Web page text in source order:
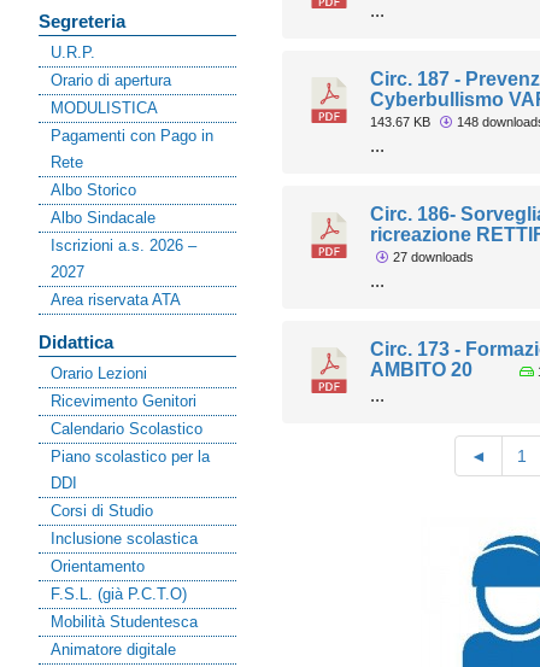
Segreteria
U.R.P.
Orario di apertura
MODULISTICA
Pagamenti con Pago in
Rete
Albo Storico
Albo Sindacale
Iscrizioni a.s. 2026 –
2027
Area riservata ATA
Didattica
Orario Lezioni
Ricevimento Genitori
Calendario Scolastico
Piano scolastico per la
DDI
Corsi di Studio
Inclusione scolastica
Orientamento
F.S.L. (già P.C.T.O)
Mobilità Studentesca
Animatore digitale
...
Circ. 187 -
Cyberbullismo
143.67 KB 148
...
Circ. 186-
ricreazione
27 downloads
...
Circ. 173 -
AMBITO 20
...
◄ 1